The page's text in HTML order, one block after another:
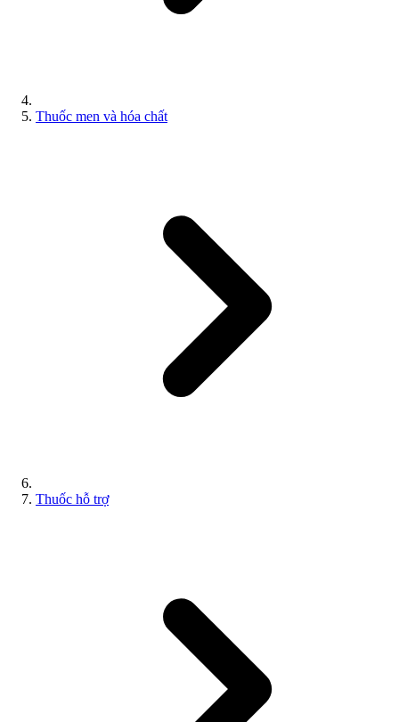
Thuốc men và hóa chất
Thuốc hỗ trợ